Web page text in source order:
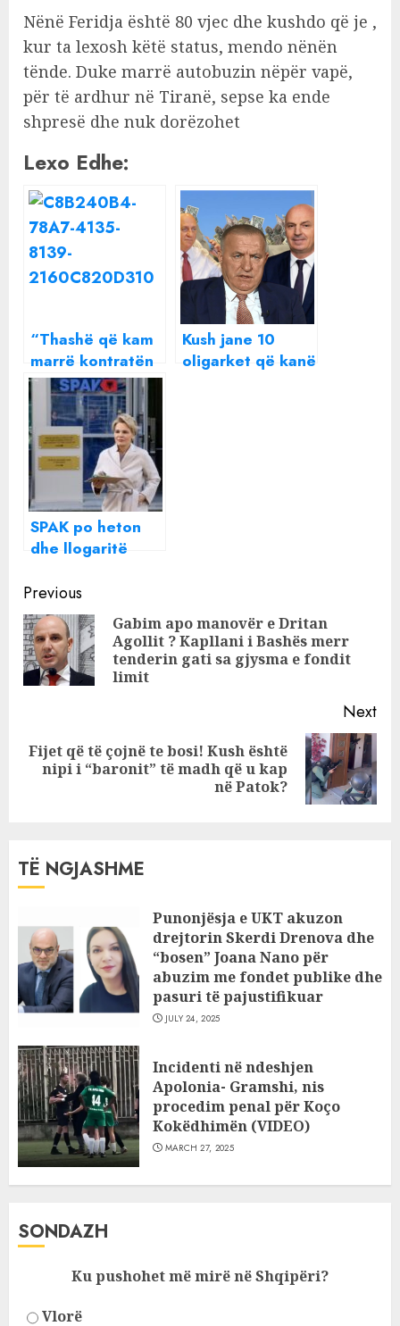
Nënë Feridja është 80 vjec dhe kushdo që je ,
kur ta lexosh këtë status, mendo nënën
tënde. Duke marrë autobuzin nëpër vapë,
për të ardhur në Tiranë, sepse ka ende
shpresë dhe nuk dorëzohet
Lexo Edhe:
“Thashë që kam
marrë kontratën
ende pa e
marrë”, A e ka
marrë Arjola
Demiri shtëpinë
pas daljes nga
‘BBV’
Kush jane 10
oligarket që kanë
SPAK po heton
dhe llogaritë
Kryemadhit,
gazetarja: Kanë
gjetur provën më
të rendësishme
në shtëpinë e
Continue
Reading
Previous
Gabim apo manovër e Dritan
Agollit ? Kapllani i Bashës merr
tenderin gati sa gjysma e fondit
limit
Next
Next
Fijet që të çojnë te bosi! Kush është
nipi i “baronit” të madh që u kap
në Patok?
TË NGJASHME
Punonjësja e UKT akuzon
drejtorin Skerdi Drenova dhe
“bosen” Joana Nano për
abuzim me fondet publike dhe
pasuri të pajustifikuar
JULY 24, 2025
Incidenti në ndeshjen
Apolonia- Gramshi, nis
procedim penal për Koço
Kokëdhimën (VIDEO)
MARCH 27, 2025
SONDAZH
Ku pushohet më mirë në Shqipëri?
Vlorë